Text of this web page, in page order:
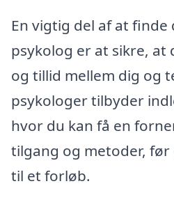
En vigtig del af at
psykolog er at sikre, at
og tillid mellem dig og
psykologer tilbyder
hvor du kan få en
tilgang og metoder,
til et forløb.